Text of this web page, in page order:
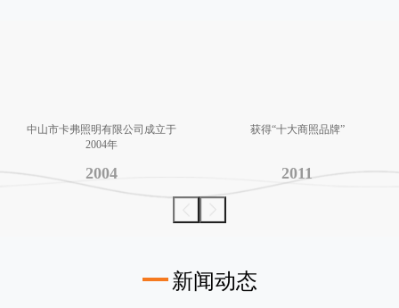
中山市卡弗照明有限公司成立于
2004年
2004
获得“十大商照品牌”
2011
新闻动态